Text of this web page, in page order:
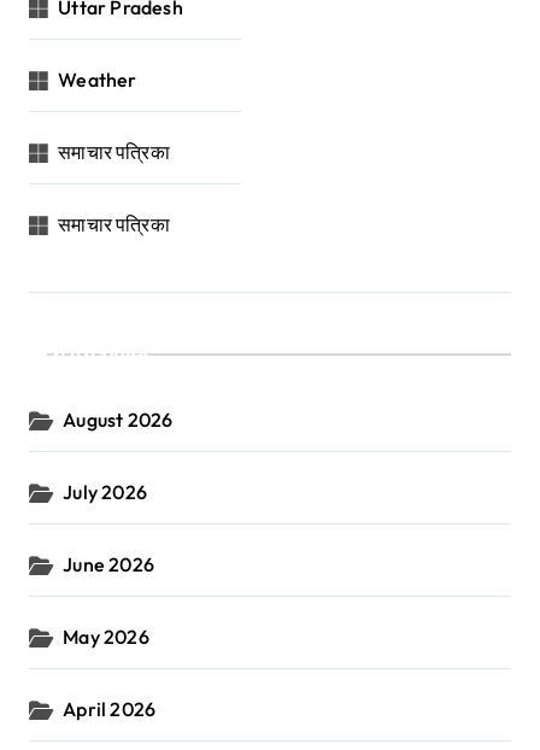
Uttar Pradesh
Weather
समाचार पत्रिका
समाचार पत्रिका
Archives
August 2026
July 2026
June 2026
May 2026
April 2026